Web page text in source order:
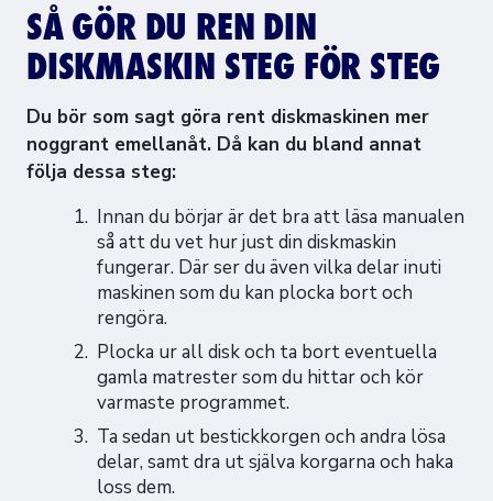
SÅ GÖR DU REN DIN
DISKMASKIN STEG FÖR STEG
Du bör som sagt göra rent diskmaskinen mer
noggrant emellanåt. Då kan du bland annat
följa dessa steg:
Innan du börjar är det bra att läsa manualen
så att du vet hur just din diskmaskin
fungerar. Där ser du även vilka delar inuti
maskinen som du kan plocka bort och
rengöra.
Plocka ur all disk och ta bort eventuella
gamla matrester som du hittar och kör
varmaste programmet.
Ta sedan ut bestickkorgen och andra lösa
delar, samt dra ut själva korgarna och haka
loss dem.